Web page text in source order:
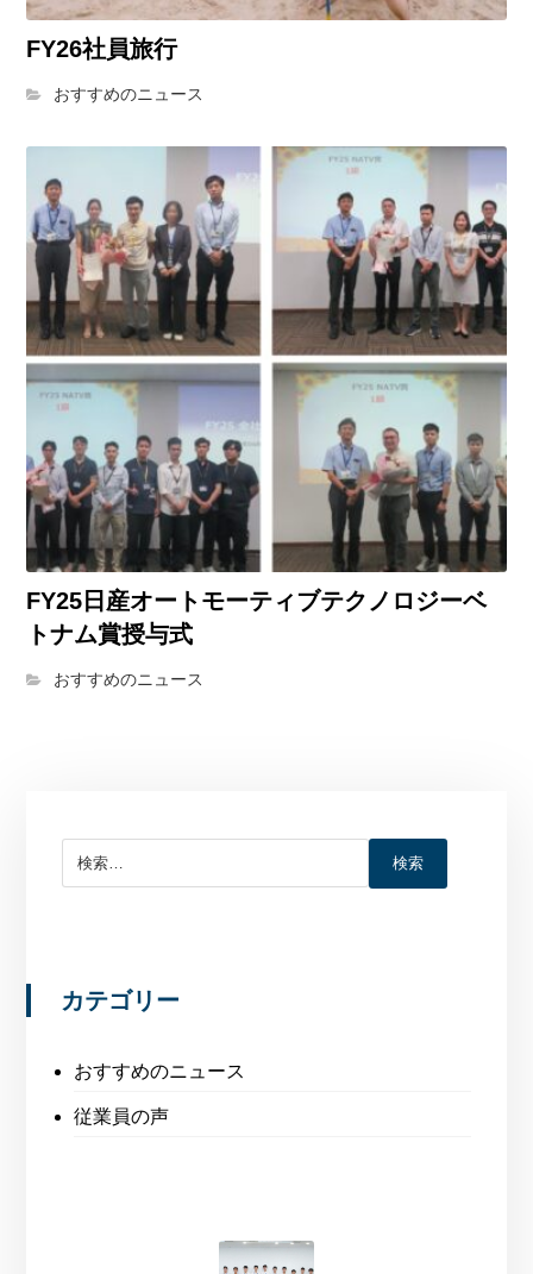
FY26社員旅行
おすすめのニュース
FY25日産オートモーティブテクノロジーベ
トナム賞授与式
おすすめのニュース
検索
カテゴリー
おすすめのニュース
従業員の声